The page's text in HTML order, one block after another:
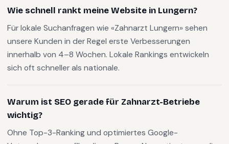
Wie schnell rankt meine Website in Lungern?
Für lokale Suchanfragen wie «Zahnarzt Lungern» sehen
unsere Kunden in der Regel erste Verbesserungen
innerhalb von 4–8 Wochen. Lokale Rankings entwickeln
sich oft schneller als nationale.
Warum ist SEO gerade für Zahnarzt-Betriebe
wichtig?
Ohne Top-3-Ranking und optimiertes Google-